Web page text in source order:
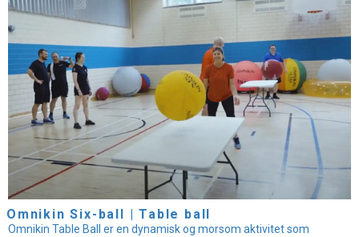
Omnikin Six-ball | Table ball
Omnikin Table Ball er en dynamisk og morsom aktivitet som